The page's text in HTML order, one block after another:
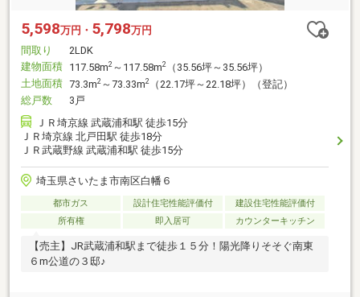
5,598万円・ 5,798万円
間取り
2LDK
建物面積 117.58m2 ～117.58m2
（35.56坪～35.56坪）
土地面積 73.3m2 ～73.33m2
（22.17坪～22.18坪）（登記）
総戸数
3戸
ＪＲ埼京線 武蔵浦和駅 徒歩15分
ＪＲ埼京線 北戸田駅 徒歩18分
ＪＲ武蔵野線 武蔵浦和駅 徒歩15分
埼玉県さいたま市南区白幡６
都市ガス 設計住宅性能評価付
建設住宅性能評価付
所有権
即入居可 カウンターキッチン
【売主】JR武蔵浦和駅まで徒歩１５分！陽光降りそそぐ南東
６m公道の３邸♪